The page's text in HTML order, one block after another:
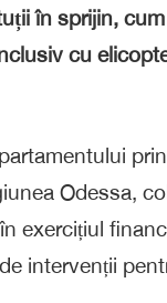
în sprijin,
cu
Odessa,
exercițiul
intervenții